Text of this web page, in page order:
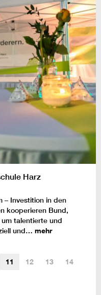
Harz
– Investition in den
kooperieren Bund,
talentierte und
und… mehr
11 12 13
14